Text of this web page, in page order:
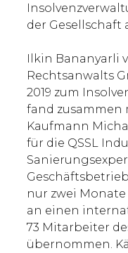
der Gesellschaft
Ilkin Bananyarli
Rechtsanwalts
2019 zum
fand zusammen
Kaufmann
für die QSSL
nur zwei
an einen
73 Mitarbeiter
übernommen.